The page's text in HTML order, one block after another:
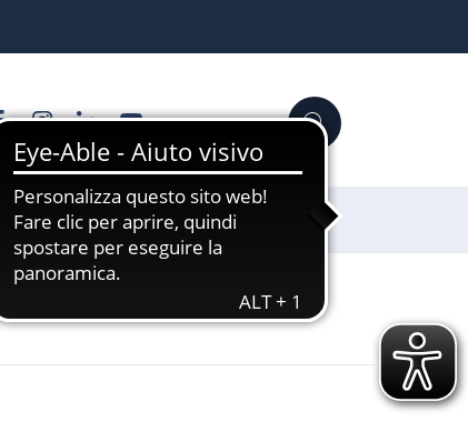
FacebookInstagram
LinkedinYouTube Cerca
Sostienici